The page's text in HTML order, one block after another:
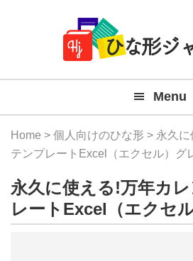
Navigation
Menu
Home > 個人向けのひな形 > 永久
テンプレートExcel（エクセル）グ
永久に使える!万年カ
レートExcel（エクセ